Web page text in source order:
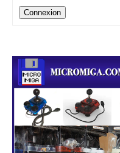
Connexion